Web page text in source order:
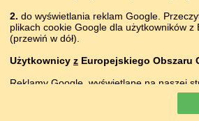
643 – usta
2. do wyświetlania reklam Google.
plikach cookie Google dla użytkowników z
(przewiń w dół).
Użytkownicy z Europejskiego Obszaru
Reklamy Google, wyświetlane na naszej
są personalizowane. Chociaż
plików cookie na potrzeby personalizacji
by umożliwiać ograniczenie liczby